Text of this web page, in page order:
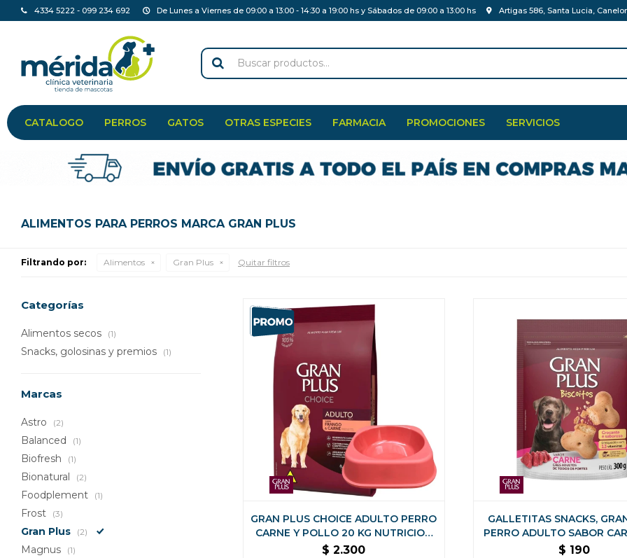
CATALOGO PERROS GATOS OTRAS ESPECIES FARMACIA PROMOCIONES SERVICIOS
4334 5222 - 099 234 692 De Lunes a Viernes de 09:00 a 13:00 - 14:30 a 19:00 hs y Sábados de 09:00 a 13:00 hs Artigas 586, Santa Lucia,
ALIMENTOS PARA PERROS MARCA GRAN PLUS
Filtrando por: Alimentos Gran Plus Quitar filtros
GRAN PLUS CHOICE ADULTO PERRO
CARNE Y POLLO 20 KG NUTRICION
COMPLETA
$ 2.300
GALLETITAS SNACKS,
PERRO ADULTO SABOR
GRAMOS
$ 190
Categorías
Alimentos secos (1)
Snacks, golosinas y premios (1)
Marcas
Astro (2)
Balanced (1)
Biofresh (1)
Bionatural (2)
Foodplement (1)
Frost (3)
Gran Plus (2)
Magnus (1)